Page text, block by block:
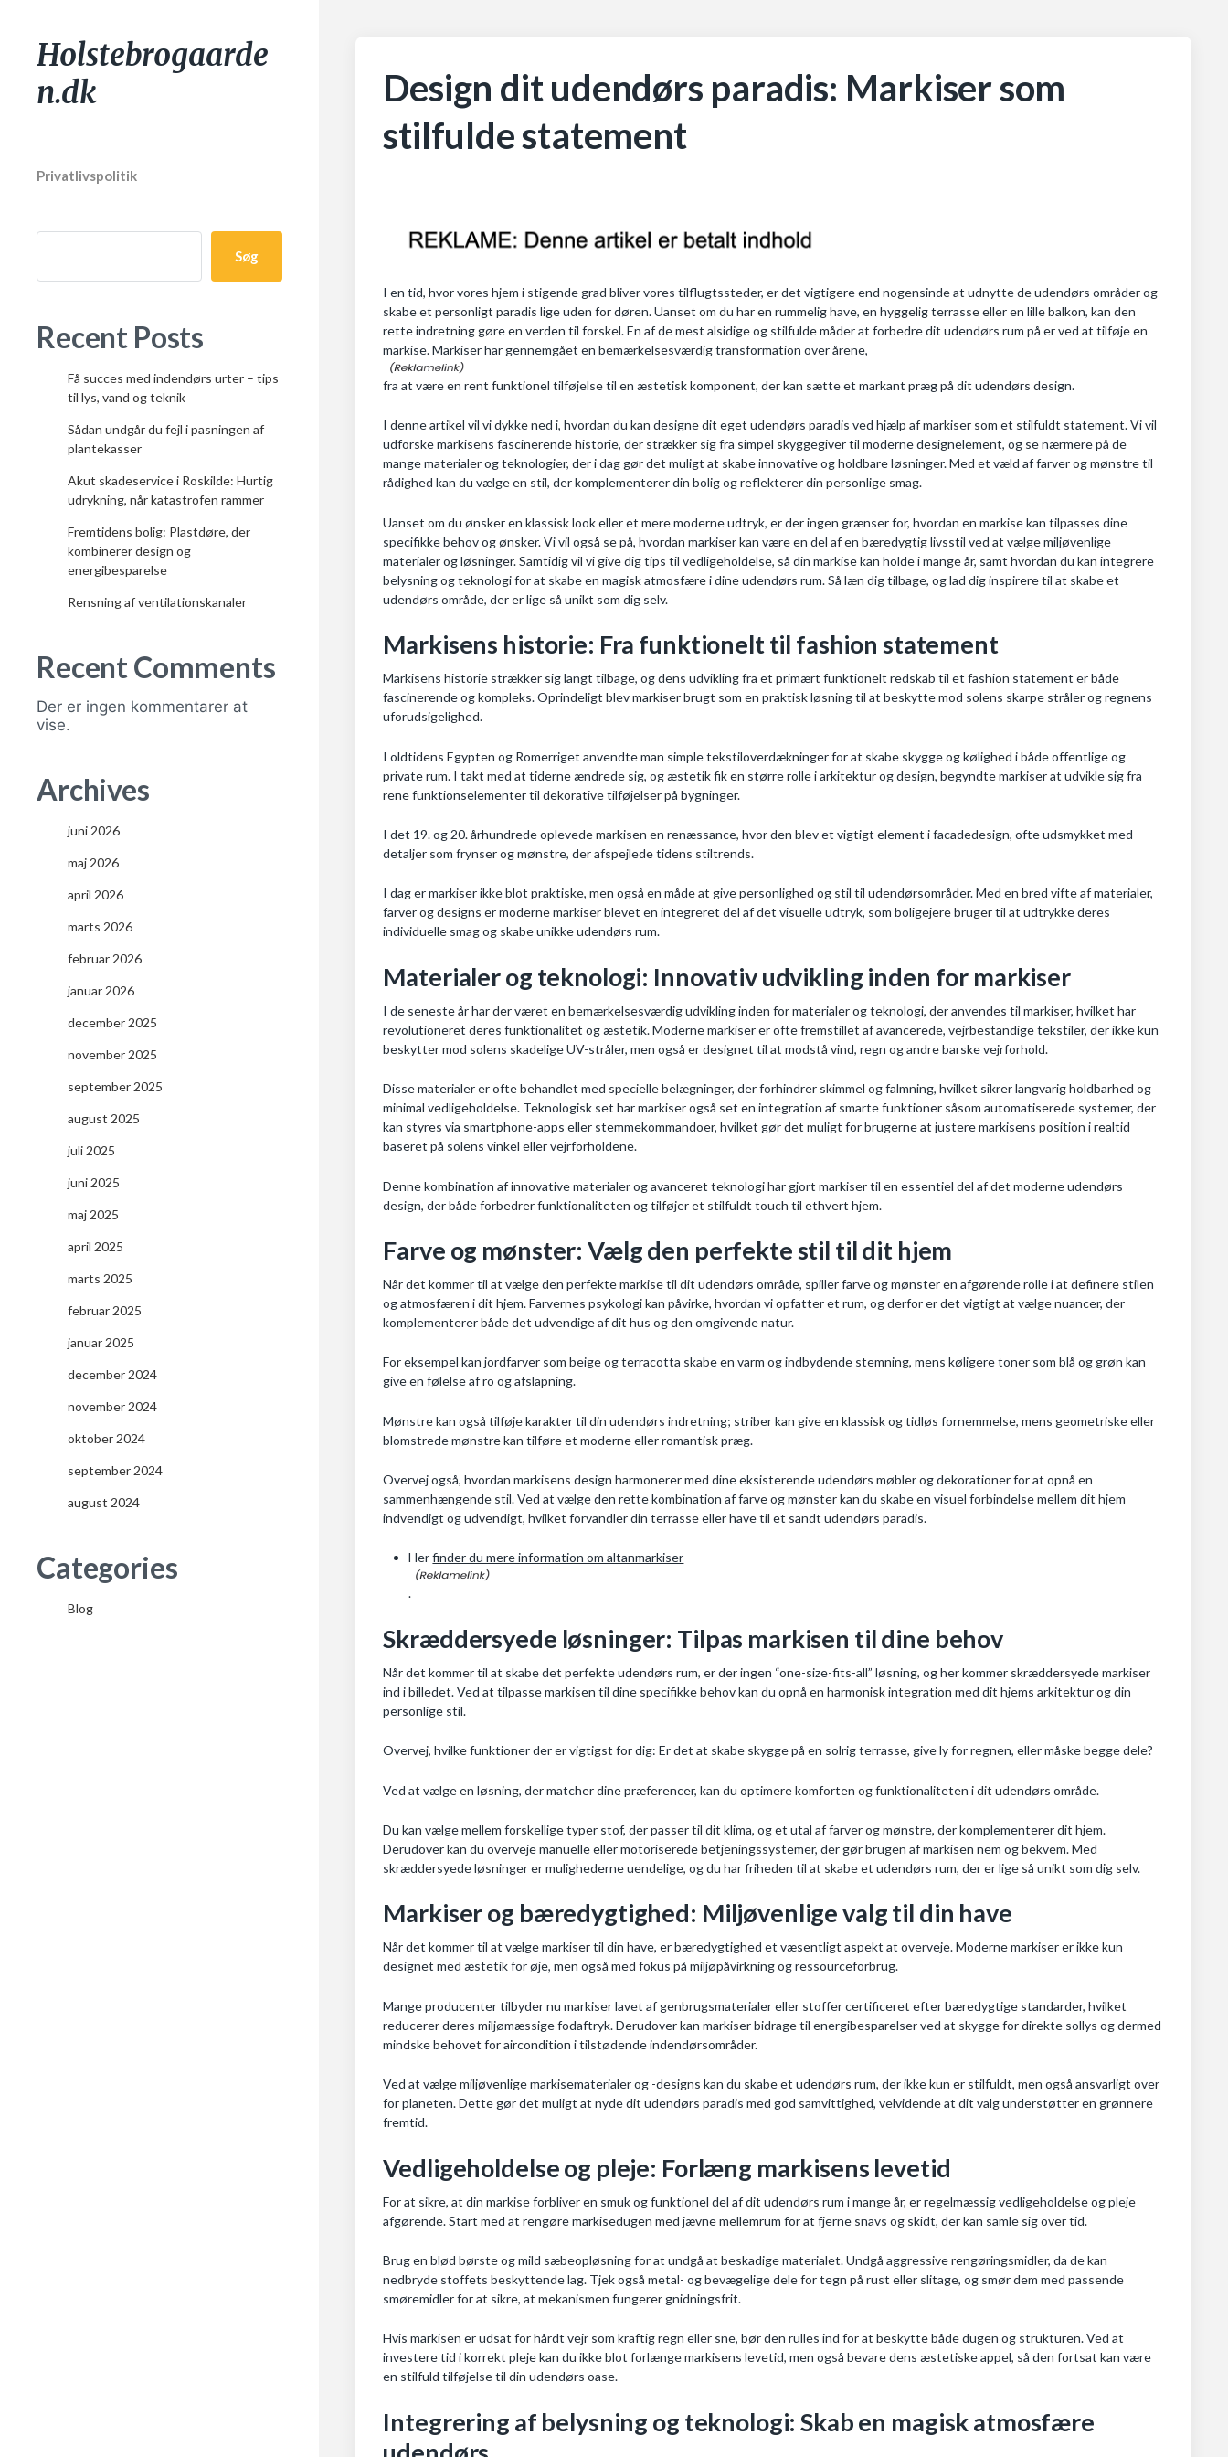
Holstebrogaarde
n.dk
Privatlivspolitik
Søg
Recent Posts
Få succes med indendørs urter – tips
til lys, vand og teknik
Sådan undgår du fejl i pasningen af
plantekasser
Akut skadeservice i Roskilde: Hurtig
udrykning, når katastrofen rammer
Fremtidens bolig: Plastdøre, der
kombinerer design og
energibesparelse
Rensning af ventilationskanaler
Recent Comments
Der er ingen kommentarer at
vise.
Archives
juni 2026
maj 2026
april 2026
marts 2026
februar 2026
januar 2026
december 2025
november 2025
september 2025
august 2025
juli 2025
juni 2025
maj 2025
april 2025
marts 2025
februar 2025
januar 2025
december 2024
november 2024
oktober 2024
september 2024
august 2024
Categories
Blog
Design dit udendørs paradis: Markiser som
stilfulde statement
I en tid, hvor vores hjem i stigende grad bliver vores tilflugtssteder, er det vigtigere end nogensinde at udnytte de udendørs områder og
skabe et personligt paradis lige uden for døren. Uanset om du har en rummelig have, en hyggelig terrasse eller en lille balkon, kan den
rette indretning gøre en verden til forskel. En af de mest alsidige og stilfulde måder at forbedre dit udendørs rum på er ved at tilføje en
markise.Markiser har gennemgået en bemærkelsesværdig transformation over årene,
fra at være en rent funktionel tilføjelse til en æstetisk komponent, der kan sætte et markant præg på dit udendørs design.
I denne artikel vil vi dykke ned i, hvordan du kan designe dit eget udendørs paradis ved hjælp af markiser som et stilfuldt statement. Vi vil
udforske markisens fascinerende historie, der strækker sig fra simpel skyggegiver til moderne designelement, og se nærmere på de
mange materialer og teknologier, der i dag gør det muligt at skabe innovative og holdbare løsninger. Med et væld af farver og mønstre til
rådighed kan du vælge en stil, der komplementerer din bolig og reflekterer din personlige smag.
Uanset om du ønsker en klassisk look eller et mere moderne udtryk, er der ingen grænser for, hvordan en markise kan tilpasses dine
specifikke behov og ønsker. Vi vil også se på, hvordan markiser kan være en del af en bæredygtig livsstil ved at vælge miljøvenlige
materialer og løsninger. Samtidig vil vi give dig tips til vedligeholdelse, så din markise kan holde i mange år, samt hvordan du kan integrere
belysning og teknologi for at skabe en magisk atmosfære i dine udendørs rum. Så læn dig tilbage, og lad dig inspirere til at skabe et
udendørs område, der er lige så unikt som dig selv.
Markisens historie: Fra funktionelt til fashion statement
Markisens historie strækker sig langt tilbage, og dens udvikling fra et primært funktionelt redskab til et fashion statement er både
fascinerende og kompleks. Oprindeligt blev markiser brugt som en praktisk løsning til at beskytte mod solens skarpe stråler og regnens
uforudsigelighed.
I oldtidens Egypten og Romerriget anvendte man simple tekstiloverdækninger for at skabe skygge og kølighed i både offentlige og
private rum. I takt med at tiderne ændrede sig, og æstetik fik en større rolle i arkitektur og design, begyndte markiser at udvikle sig fra
rene funktionselementer til dekorative tilføjelser på bygninger.
I det 19. og 20. århundrede oplevede markisen en renæssance, hvor den blev et vigtigt element i facadedesign, ofte udsmykket med
detaljer som frynser og mønstre, der afspejlede tidens stiltrends.
I dag er markiser ikke blot praktiske, men også en måde at give personlighed og stil til udendørsområder. Med en bred vifte af materialer,
farver og designs er moderne markiser blevet en integreret del af det visuelle udtryk, som boligejere bruger til at udtrykke deres
individuelle smag og skabe unikke udendørs rum.
Materialer og teknologi: Innovativ udvikling inden for markiser
I de seneste år har der været en bemærkelsesværdig udvikling inden for materialer og teknologi, der anvendes til markiser, hvilket har
revolutioneret deres funktionalitet og æstetik. Moderne markiser er ofte fremstillet af avancerede, vejrbestandige tekstiler, der ikke kun
beskytter mod solens skadelige UV-stråler, men også er designet til at modstå vind, regn og andre barske vejrforhold.
Disse materialer er ofte behandlet med specielle belægninger, der forhindrer skimmel og falmning, hvilket sikrer langvarig holdbarhed og
minimal vedligeholdelse. Teknologisk set har markiser også set en integration af smarte funktioner såsom automatiserede systemer, der
kan styres via smartphone-apps eller stemmekommandoer, hvilket gør det muligt for brugerne at justere markisens position i realtid
baseret på solens vinkel eller vejrforholdene.
Denne kombination af innovative materialer og avanceret teknologi har gjort markiser til en essentiel del af det moderne udendørs
design, der både forbedrer funktionaliteten og tilføjer et stilfuldt touch til ethvert hjem.
Farve og mønster: Vælg den perfekte stil til dit hjem
Når det kommer til at vælge den perfekte markise til dit udendørs område, spiller farve og mønster en afgørende rolle i at definere stilen
og atmosfæren i dit hjem. Farvernes psykologi kan påvirke, hvordan vi opfatter et rum, og derfor er det vigtigt at vælge nuancer, der
komplementerer både det udvendige af dit hus og den omgivende natur.
For eksempel kan jordfarver som beige og terracotta skabe en varm og indbydende stemning, mens køligere toner som blå og grøn kan
give en følelse af ro og afslapning.
Mønstre kan også tilføje karakter til din udendørs indretning; striber kan give en klassisk og tidløs fornemmelse, mens geometriske eller
blomstrede mønstre kan tilføre et moderne eller romantisk præg.
Overvej også, hvordan markisens design harmonerer med dine eksisterende udendørs møbler og dekorationer for at opnå en
sammenhængende stil. Ved at vælge den rette kombination af farve og mønster kan du skabe en visuel forbindelse mellem dit hjem
indvendigt og udvendigt, hvilket forvandler din terrasse eller have til et sandt udendørs paradis.
Herfinder du mere information om altanmarkiser
.
Skræddersyede løsninger: Tilpas markisen til dine behov
Når det kommer til at skabe det perfekte udendørs rum, er der ingen “one-size-fits-all” løsning, og her kommer skræddersyede markiser
ind i billedet. Ved at tilpasse markisen til dine specifikke behov kan du opnå en harmonisk integration med dit hjems arkitektur og din
personlige stil.
Overvej, hvilke funktioner der er vigtigst for dig: Er det at skabe skygge på en solrig terrasse, give ly for regnen, eller måske begge dele?
Ved at vælge en løsning, der matcher dine præferencer, kan du optimere komforten og funktionaliteten i dit udendørs område.
Du kan vælge mellem forskellige typer stof, der passer til dit klima, og et utal af farver og mønstre, der komplementerer dit hjem.
Derudover kan du overveje manuelle eller motoriserede betjeningssystemer, der gør brugen af markisen nem og bekvem. Med
skræddersyede løsninger er mulighederne uendelige, og du har friheden til at skabe et udendørs rum, der er lige så unikt som dig selv.
Markiser og bæredygtighed: Miljøvenlige valg til din have
Når det kommer til at vælge markiser til din have, er bæredygtighed et væsentligt aspekt at overveje. Moderne markiser er ikke kun
designet med æstetik for øje, men også med fokus på miljøpåvirkning og ressourceforbrug.
Mange producenter tilbyder nu markiser lavet af genbrugsmaterialer eller stoffer certificeret efter bæredygtige standarder, hvilket
reducerer deres miljømæssige fodaftryk. Derudover kan markiser bidrage til energibesparelser ved at skygge for direkte sollys og dermed
mindske behovet for aircondition i tilstødende indendørsområder.
Ved at vælge miljøvenlige markisematerialer og -designs kan du skabe et udendørs rum, der ikke kun er stilfuldt, men også ansvarligt over
for planeten. Dette gør det muligt at nyde dit udendørs paradis med god samvittighed, velvidende at dit valg understøtter en grønnere
fremtid.
Vedligeholdelse og pleje: Forlæng markisens levetid
For at sikre, at din markise forbliver en smuk og funktionel del af dit udendørs rum i mange år, er regelmæssig vedligeholdelse og pleje
afgørende. Start med at rengøre markisedugen med jævne mellemrum for at fjerne snavs og skidt, der kan samle sig over tid.
Brug en blød børste og mild sæbeopløsning for at undgå at beskadige materialet. Undgå aggressive rengøringsmidler, da de kan
nedbryde stoffets beskyttende lag. Tjek også metal- og bevægelige dele for tegn på rust eller slitage, og smør dem med passende
smøremidler for at sikre, at mekanismen fungerer gnidningsfrit.
Hvis markisen er udsat for hårdt vejr som kraftig regn eller sne, bør den rulles ind for at beskytte både dugen og strukturen. Ved at
investere tid i korrekt pleje kan du ikke blot forlænge markisens levetid, men også bevare dens æstetiske appel, så den fortsat kan være
en stilfuld tilføjelse til din udendørs oase.
Integrering af belysning og teknologi: Skab en magisk atmosfære